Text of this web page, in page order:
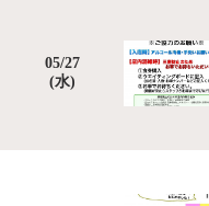
05/27
(水)